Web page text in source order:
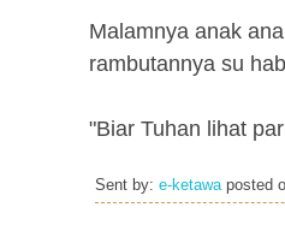
Malamnya anak
rambutannya su
"Biar Tuhan lihat
Sent by: e-ketawaposted